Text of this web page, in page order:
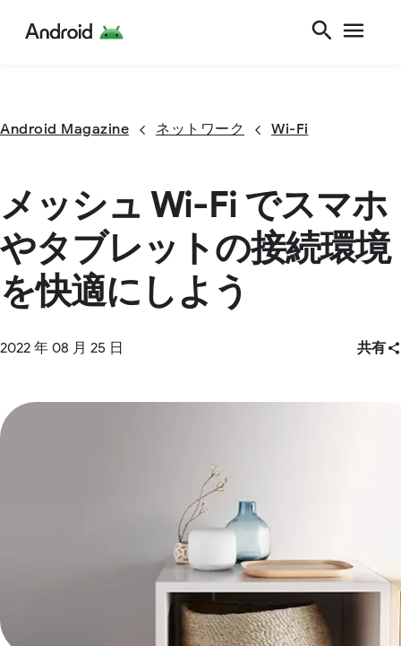
Android Magazine ネットワーク Wi-Fi
メッシュ Wi-Fi でスマホ
やタブレットの接続環境
を快適にしよう
2022 年 08 月 25 日 共有